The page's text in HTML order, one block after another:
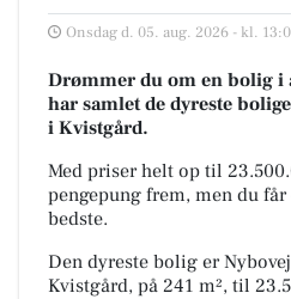
Onsdag d. 05. aug. 2026 - kl.
Drømmer du om en bolig i
har samlet de dyreste
i Kvistgård.
Med priser helt op til
pengepung frem, men du
bedste.
Den dyreste bolig er
Kvistgård, på 241 m², til